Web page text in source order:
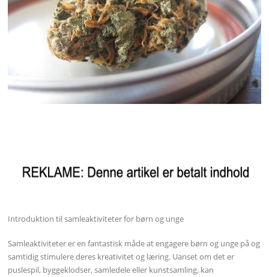
Introduktion til samleaktiviteter for børn og unge
Samleaktiviteter er en fantastisk måde at engagere børn og unge på og
samtidig stimulere deres kreativitet og læring. Uanset om det er
puslespil, byggeklodser, samledele eller kunstsamling, kan